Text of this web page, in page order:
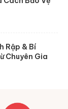
Rập & Bí
Chuyên Gia